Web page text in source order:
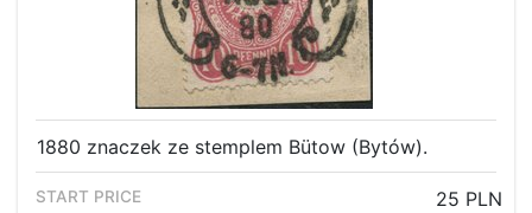
1880 znaczek ze stemplem Bütow (Bytów).
25 PLN